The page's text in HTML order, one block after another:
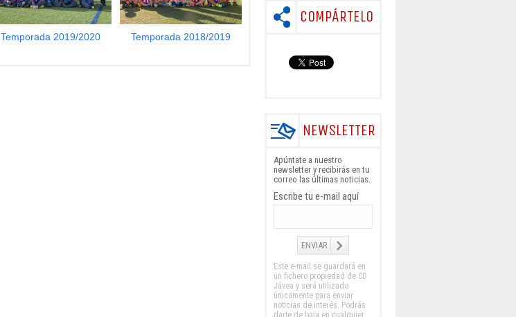
Temporada 2019/2020 Temporada 2018/2019
COMPÁRTELO
NEWSLETTER
Apúntate a nuestro
newsletter y recibirás en tu
correo las últimas noticias.
Escribe tu e-mail aquí
Este e-mail se guardará en
un fichero propiedad de CD
Jávea y será utilizado
únicamente para enviar
noticias de interés. Podrás
darte de baja en cualquier